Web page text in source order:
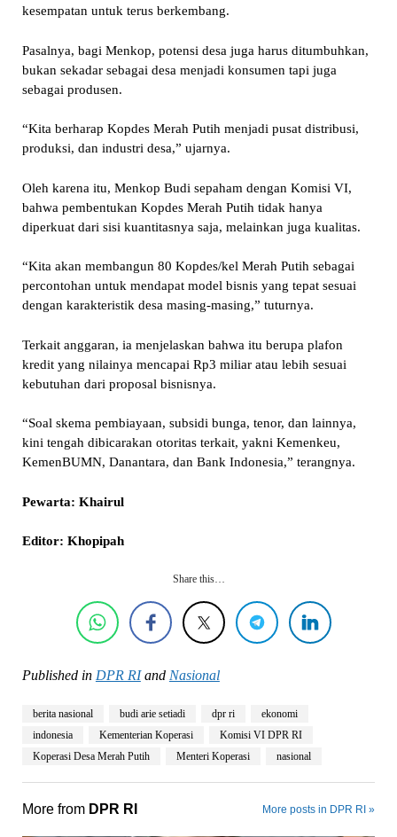
kesempatan untuk terus berkembang.
Pasalnya, bagi Menkop, potensi desa juga harus ditumbuhkan,
bukan sekadar sebagai desa menjadi konsumen tapi juga
sebagai produsen.
“Kita berharap Kopdes Merah Putih menjadi pusat distribusi,
produksi, dan industri desa,” ujarnya.
Oleh karena itu, Menkop Budi sepaham dengan Komisi VI,
bahwa pembentukan Kopdes Merah Putih tidak hanya
diperkuat dari sisi kuantitasnya saja, melainkan juga kualitas.
“Kita akan membangun 80 Kopdes/kel Merah Putih sebagai
percontohan untuk mendapat model bisnis yang tepat sesuai
dengan karakteristik desa masing-masing,” tuturnya.
Terkait anggaran, ia menjelaskan bahwa itu berupa plafon
kredit yang nilainya mencapai Rp3 miliar atau lebih sesuai
kebutuhan dari proposal bisnisnya.
“Soal skema pembiayaan, subsidi bunga, tenor, dan lainnya,
kini tengah dibicarakan otoritas terkait, yakni Kemenkeu,
KemenBUMN, Danantara, dan Bank Indonesia,” terangnya.
Pewarta: Khairul
Editor: Khopipah
Share this…
Published in DPR RIand Nasional
berita nasional budi arie setiadi dpr ri
ekonomi
indonesia
Kementerian Koperasi
Komisi VI DPR RI
Koperasi Desa Merah Putih
Menteri Koperasi nasional
More from DPR RI More posts in DPR RI »